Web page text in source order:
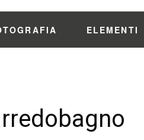
ELEMENTI